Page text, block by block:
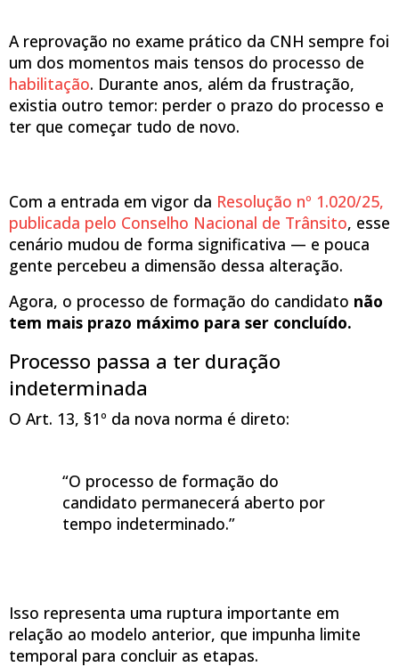
A reprovação no exame prático da CNH sempre foi
um dos momentos mais tensos do processo de
habilitação. Durante anos, além da frustração,
existia outro temor: perder o prazo do processo e
ter que começar tudo de novo.
Com a entrada em vigor da Resolução nº 1.020/25,
publicada pelo Conselho Nacional de Trânsito, esse
cenário mudou de forma significativa — e pouca
gente percebeu a dimensão dessa alteração.
Agora, o processo de formação do candidato não
tem mais prazo máximo para ser concluído.
Processo passa a ter duração
indeterminada
O Art. 13, §1º da nova norma é direto:
“O processo de formação do
candidato permanecerá aberto por
tempo indeterminado.”
Isso representa uma ruptura importante em
relação ao modelo anterior, que impunha limite
temporal para concluir as etapas.